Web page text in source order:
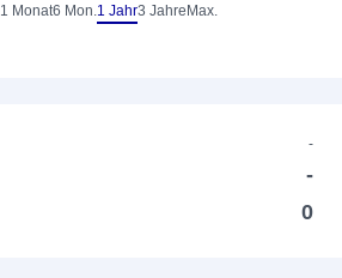
1 Monat6 Mon.1 Jahr3 Jahre Max.
-
-
0